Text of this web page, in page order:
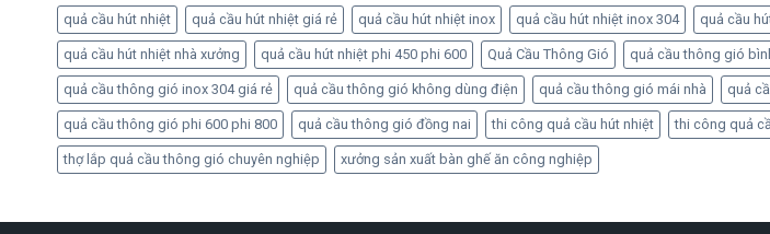
quả cầu hút nhiệt quả cầu hút nhiệt giá rẻ quả cầu hút nhiệt inox quả cầu hút nhiệt inox 304 quả cầu
quả cầu hút nhiệt nhà xưởng quả cầu hút nhiệt phi 450 phi 600 Quả Cầu Thông Gió quả cầu thông gió
quả cầu thông gió inox 304 giá rẻ quả cầu thông gió không dùng điện quả cầu thông gió mái nhà quả
quả cầu thông gió phi 600 phi 800 quả cầu thông gió đồng nai thi công quả cầu hút nhiệt thi công quả
thợ lắp quả cầu thông gió chuyên nghiệp xưởng sản xuất bàn ghế ăn công nghiệp